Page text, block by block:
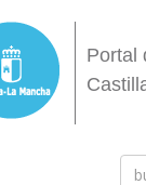
Portal